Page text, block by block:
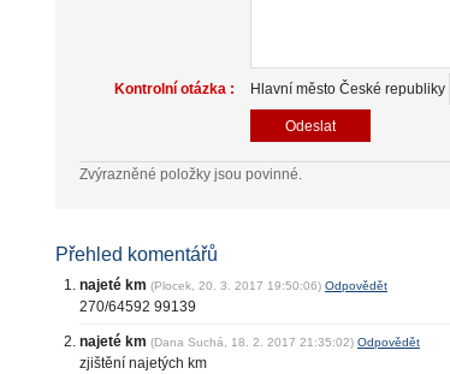
Kontrolní otázka : Hlavní město České republiky
Zvýrazněné položky jsou povinné.
Přehled komentářů
najeté km (Plocek, 20. 3. 2017 19:50:06) Odpovědět
270/64592 99139
najeté km (Dana Suchá, 18. 2. 2017 21:35:02) Odpovědět
zjištění najetých km